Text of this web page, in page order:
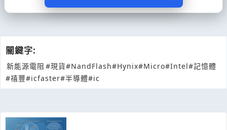
關鍵字:
新能源電阻 #現貨#NandFlash#Hynix#Micro#Intel#記憶體
#禧豐#icfaster#半導體#ic